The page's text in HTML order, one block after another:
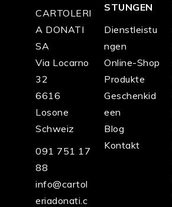
CARTOLERI
A DONATI
SA
Via Locarno
32
6616
Losone
Schweiz
091 751 17
88
info@cartol
eriadonati.c
STUNGEN
Dienstleistu
ngen
Online-Shop
Produkte
Geschenkid
een
Blog
Kontakt